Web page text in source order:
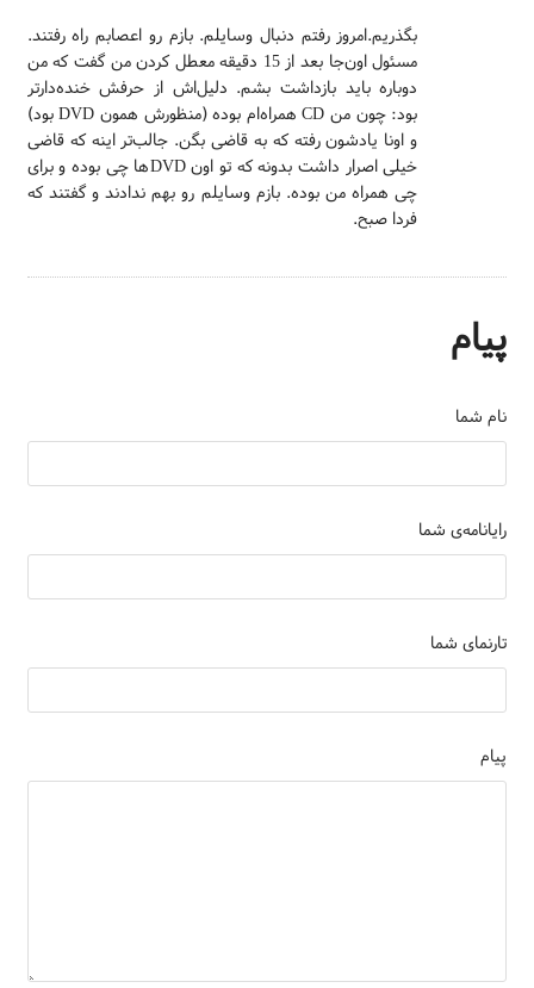
بگذریم.امروز رفتم دنبال وسایلم. بازم رو اعصابم راه رفتند.
مسئول اون‌جا بعد از 15 دقیقه معطل کردن من گفت که من
دوباره باید بازداشت بشم. دلیل‌اش از حرفش خنده‌دارتر
بود: چون من CD همراه‌ام بوده (منظورش همون DVD بود)
و اونا یادشون رفته که به قاضی بگن. جالب‌تر اینه که قاضی
خیلی اصرار داشت بدونه که تو اون DVDها چی بوده و برای
چی همراه من بوده. بازم وسایلم رو بهم ندادند و گفتند که
فردا صبح.
پیام
نام شما
رایانامه‌ی شما
تارنمای شما
پیام